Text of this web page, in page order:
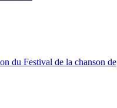
du Festival de la chanson de